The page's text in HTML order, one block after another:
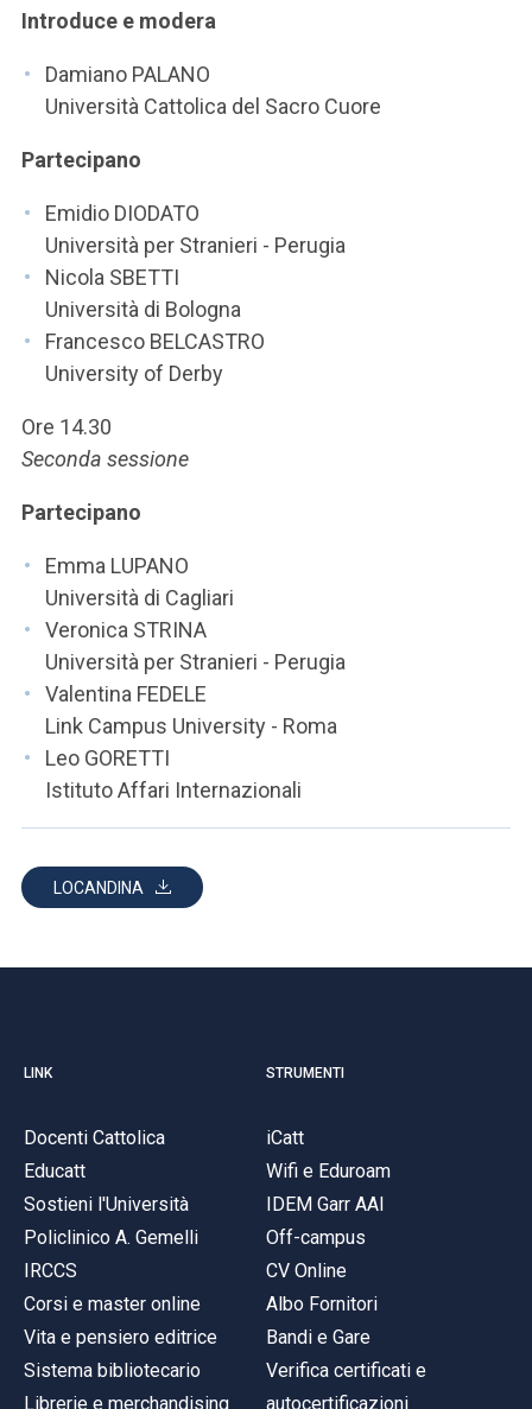
SEI UN DOCENTE O UN MEMBRO DELLO STAFF
ACCEDI A CLOUDMAIL
Introduce e modera
Damiano PALANO
Università Cattolica del Sacro Cuore
Partecipano
Emidio DIODATO
Università per Stranieri - Perugia
Nicola SBETTI
Università di Bologna
Francesco BELCASTRO
University of Derby
Ore 14.30
Seconda sessione
Partecipano
Emma LUPANO
Università di Cagliari
Veronica STRINA
Università per Stranieri - Perugia
Valentina FEDELE
Link Campus University - Roma
Leo GORETTI
Istituto Affari Internazionali
LOCANDINA
LINK
Docenti Cattolica
Educatt
Sostieni l'Università
Policlinico A. Gemelli
IRCCS
Corsi e master online
Vita e pensiero editrice
Sistema bibliotecario
Librerie e merchandising
STRUMENTI
iCatt
Wifi e Eduroam
IDEM Garr AAI
Off-campus
CV Online
Albo Fornitori
Bandi e Gare
Verifica certificati e
autocertificazioni